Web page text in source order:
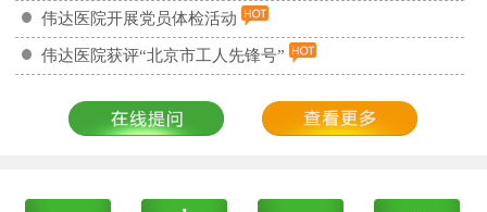
伟达医院开展党员体检活动
伟达医院获评“北京市工人先锋号”